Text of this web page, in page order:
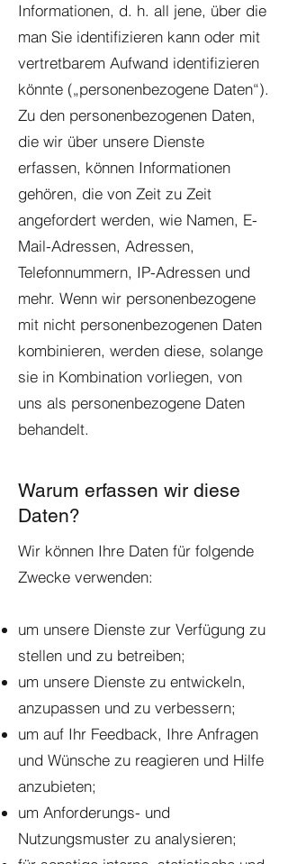
Informationen, d. h. all jene, über die
man Sie identifizieren kann oder mit
vertretbarem Aufwand identifizieren
könnte („personenbezogene Daten“).
Zu den personenbezogenen Daten,
die wir über unsere Dienste
erfassen, können Informationen
gehören, die von Zeit zu Zeit
angefordert werden, wie Namen, E-
Mail-Adressen, Adressen,
Telefonnummern, IP-Adressen und
mehr. Wenn wir personenbezogene
mit nicht personenbezogenen Daten
kombinieren, werden diese, solange
sie in Kombination vorliegen, von
uns als personenbezogene Daten
behandelt.
Warum erfassen wir diese
Daten?
Wir können Ihre Daten für folgende
Zwecke verwenden:
um unsere Dienste zur Verfügung zu
stellen und zu betreiben;
um unsere Dienste zu entwickeln,
anzupassen und zu verbessern;
um auf Ihr Feedback, Ihre Anfragen
und Wünsche zu reagieren und Hilfe
anzubieten;
um Anforderungs- und
Nutzungsmuster zu analysieren;